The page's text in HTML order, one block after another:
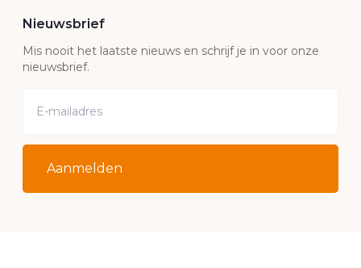
Nieuwsbrief
Mis nooit het laatste nieuws en schrijf je in voor onze
nieuwsbrief.
Aanmelden